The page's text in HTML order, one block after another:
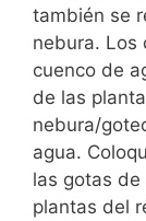
también se
nebura. Los
cuenco de
de las
nebura/
agua.
las gotas de
plantas del